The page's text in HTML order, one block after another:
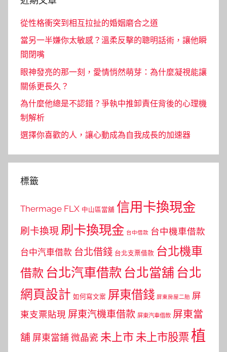
從性格衝突到相互拉扯的婚姻磨合之道
當另一半嫌你太敏感？溫柔反擊的聰明話術，讓他瞬
間閉嘴
眼神發亮的那一刻，愛情悄然萌芽：為什麼凝視能讓
關係更長久？
為什麼他總是不認錯？爭執中推卸責任背後的心理機
制解析
選擇你喜歡的人，讓心動成為自我成長的加速器
標籤
Thermage FLX 中山區當舖 信用卡換現金
刷卡換現 刷卡換現金 台中借款 台中機車借款
台中汽車借款 台北借錢 台北支票借款 台北機車
借款 台北汽車借款 台北當舖 台北
網頁設計 如何寫文案 屏東借錢 屏東房屋二胎 屏
東支票貼現 屏東汽機車借款 屏東汽車借款 屏東當
舖 屏東當鋪 微晶瓷 未上市 未上市股票植